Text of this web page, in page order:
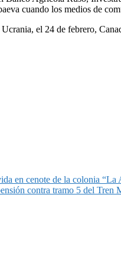
cuando los medios de
el 24 de febrero,
en cenote de la colonia “La
contra tramo 5 del Tren